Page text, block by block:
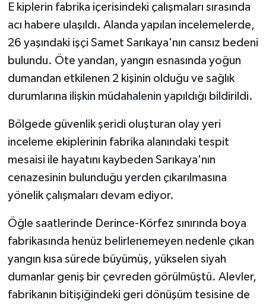
E kiplerin fabrika içerisindeki çalışmaları sırasında
acı habere ulaşıldı. Alanda yapılan incelemelerde,
26 yaşındaki işçi Samet Sarıkaya'nın cansız bedeni
bulundu. Öte yandan, yangın esnasında yoğun
dumandan etkilenen 2 kişinin olduğu ve sağlık
durumlarına ilişkin müdahalenin yapıldığı bildirildi.
Bölgede güvenlik şeridi oluşturan olay yeri
inceleme ekiplerinin fabrika alanındaki tespit
mesaisi ile hayatını kaybeden Sarıkaya'nın
cenazesinin bulunduğu yerden çıkarılmasına
yönelik çalışmaları devam ediyor.
Öğle saatlerinde Derince-Körfez sınırında boya
fabrikasında henüz belirlenemeyen nedenle çıkan
yangın kısa sürede büyümüş, yükselen siyah
dumanlar geniş bir çevreden görülmüştü. Alevler,
fabrikanın bitişiğindeki geri dönüşüm tesisine de